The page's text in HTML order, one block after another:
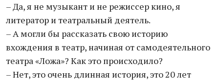
– Да, я не музыкант и не режиссер кино, я
литератор и театральный деятель.
– А могли бы рассказать свою историю
вхождения в театр, начиная от самодеятельного
театра «Ложа»? Как это происходило?
– Нет, это очень длинная история, это 20 лет